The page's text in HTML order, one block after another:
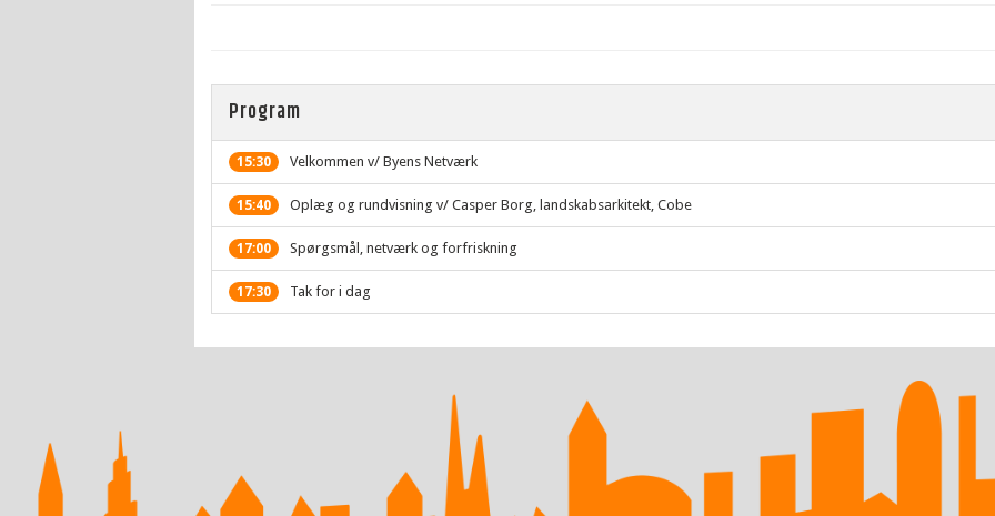
Program
15:30 Velkommen v/ Byens Netværk
15:40 Oplæg og rundvisning v/ Casper Borg, landskabsarkitekt, Cobe
17:00 Spørgsmål, netværk og forfriskning
17:30 Tak for i dag